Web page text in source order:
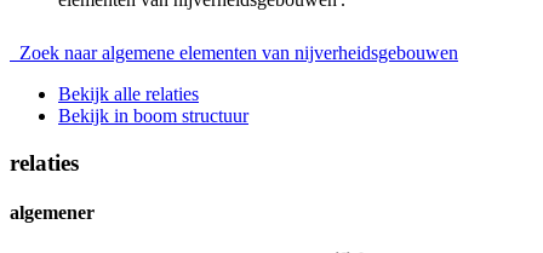
Zoek naar algemene elementen van nijverheidsgebouwen
Bekijk alle relaties
Bekijk in boom structuur
relaties
algemener